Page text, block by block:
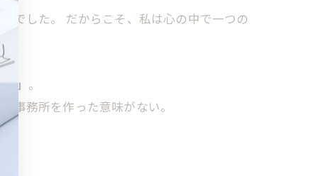
でした。 だからこそ、私は心の中で一つの
」 。
事務所を作った意味がない。